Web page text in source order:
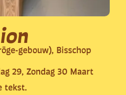
gebouw), Bisschop
29, Zondag 30 Maart
tekst.